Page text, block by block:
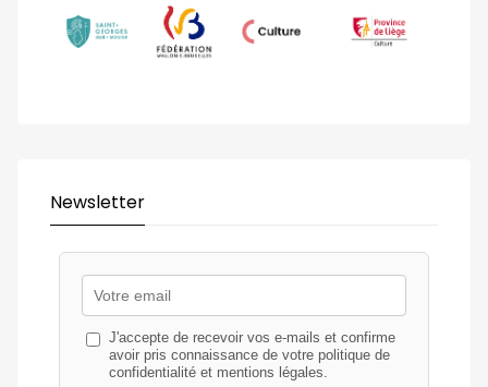
Newsletter